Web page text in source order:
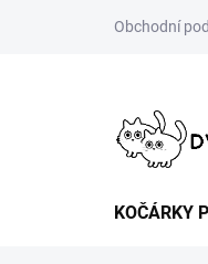
Obchodní
KOČÁRKY